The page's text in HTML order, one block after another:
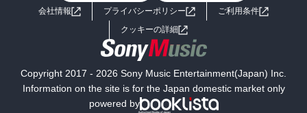
小説
海外小説
ミステリー SF
会社情報 プライバシーポリシー
ご利用条件
クッキーの詳細
Copyright 2017 - 2026 Sony Music Entertainment(Japan) Inc.
Information on the site is for the Japan domestic market only
powered by